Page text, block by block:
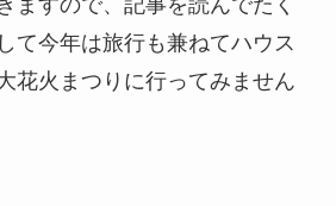
て今年は旅行も兼ねてハウス
花火まつりに行ってみません